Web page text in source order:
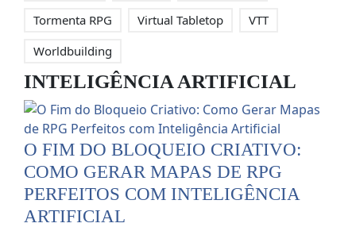
Tormenta RPG Virtual Tabletop
VTT
Worldbuilding
INTELIGÊNCIA ARTIFICIAL
O FIM DO BLOQUEIO CRIATIVO:
COMO GERAR MAPAS DE RPG
PERFEITOS COM INTELIGÊNCIA
ARTIFICIAL